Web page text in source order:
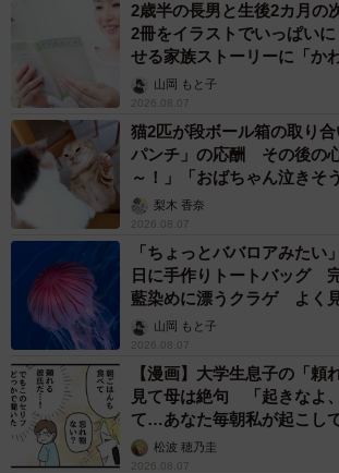
あげてほしいと思います」2歳半の長男と生後2カ月
2冊をイラストでいっぱい
せる家族ストーリーに「か
山岡 もと子
2026.08.07
猫2匹が段ボール箱の取り
パンチ」の応酬 その後の
～！」「おばちゃん泣きそ
梨木 香奈
2026.08.07
「ちょっとババロアみたい
日に手作りトートバッグ
藍染めに漂うクラゲ よく
ごい」山岡 もと子
2026.08.07
【漫画】大学生息子の「頼
見て母は絶句 「起きなよ
て…あなた毎朝私が起こし
松波 穂乃圭
2026.08.07